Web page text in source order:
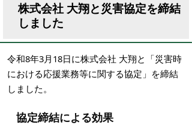
株式会社 大翔と災害協定を締結
しました
令和8年3月18日に株式会社 大翔と「災害時
における応援業務等に関する協定」を締結
しました。
協定締結による効果